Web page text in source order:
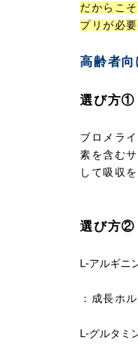
だからこ
プリが必
高齢者
選び方①
ブロメラ
素を含む
して吸収
選び方②
L-アルギニ
：成長ホ
L-グルタミ